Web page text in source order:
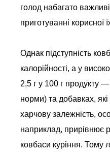
голод набагато
приготуванні корисної
Однак підступність
калорійності, а у
2,5 г у 100 г продукту
норми) та добавках,
харчову залежність,
наприклад, прирівнює
ковбаси куріння. Тому